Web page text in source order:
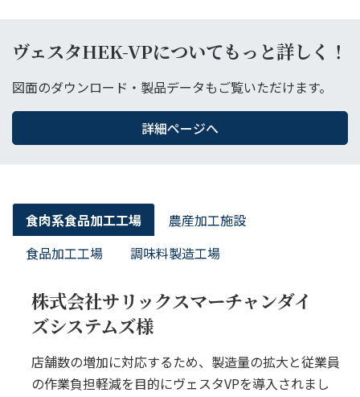
ヴェスタHEK-VPについてもっと詳しく！
図面のダウンロード・製品データもご覧いただけます。
詳細ページへ
食肉系食品加工工場
農産加工施設
食品加工工場
調味料製造工場
株式会社サリックスマーチャンダイ
ズシステムズ様
店舗数の増加に対応するため、製造量の拡大と従業員
の作業負担軽減を目的にヴェスタVPを導入されまし